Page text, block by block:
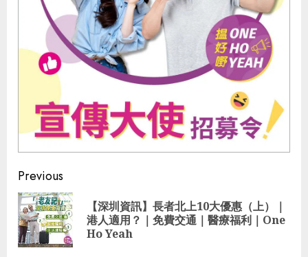
Continue
Reading
Previous
【深圳資訊】長者北上10大優惠（上）｜
港人適用？｜免費交通｜醫療福利｜One
Ho Yeah